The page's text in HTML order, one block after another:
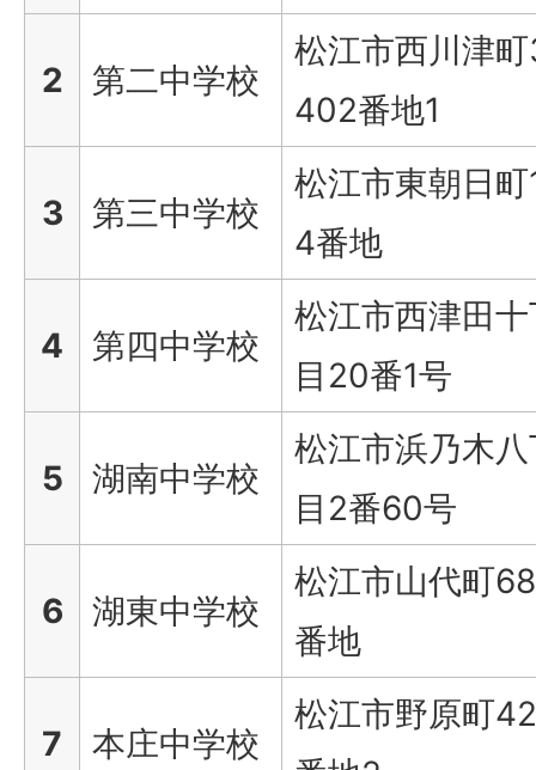
2 第二中学校
松江市西川津
402番地1
3 第三中学校
松江市東朝日町
4番地
4 第四中学校
松江市西津田
目20番1号
5 湖南中学校
松江市浜乃木
目2番60号
6 湖東中学校
松江市山代町
番地
7 本庄中学校
松江市野原町